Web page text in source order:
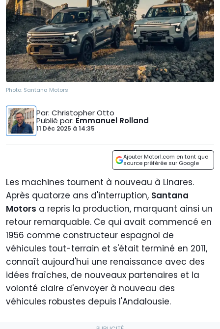
Photo: Santana Motors
Par: Christopher Otto
Publié par: Emmanuel Rolland
11 Déc 2025 à 14:35
Ajouter Motor1.com en tant que
source préférée sur Google
Les machines tournent à nouveau à Linares.
Après quatorze ans d'interruption, Santana
Motors a repris la production, marquant ainsi un
retour remarquable. Ce qui avait commencé en
1956 comme constructeur espagnol de
véhicules tout-terrain et s'était terminé en 2011,
connaît aujourd'hui une renaissance avec des
idées fraîches, de nouveaux partenaires et la
volonté claire d'envoyer à nouveau des
véhicules robustes depuis l'Andalousie.